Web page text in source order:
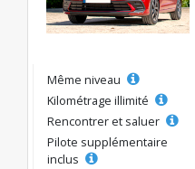
Même niveau
Kilométrage illimité
Rencontrer et saluer
Pilote supplémentaire
inclus